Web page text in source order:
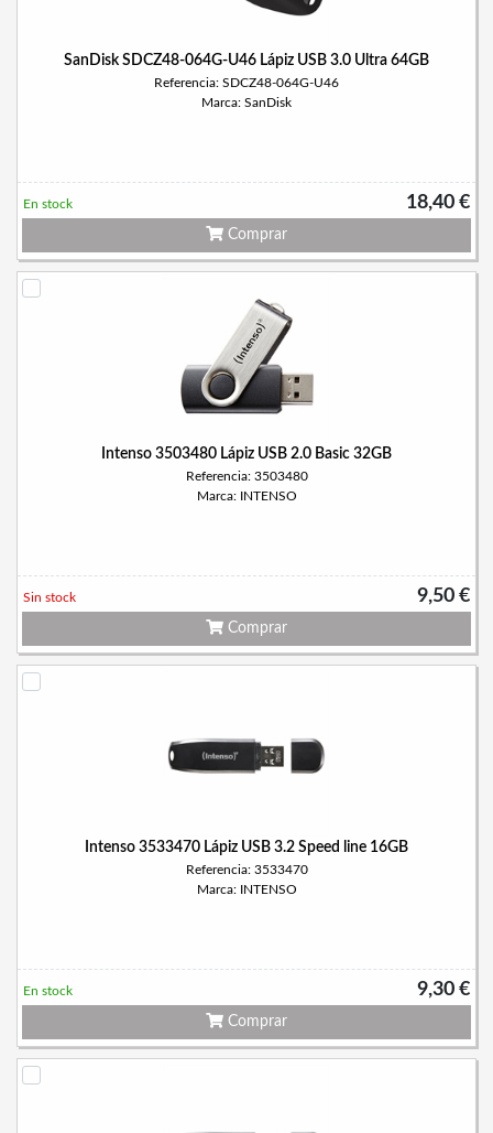
SanDisk SDCZ48-064G-U46 Lápiz USB 3.0 Ultra 64GB
Referencia: SDCZ48-064G-U46
Marca: SanDisk
18,40 €
En stock
Comprar
Intenso 3503480 Lápiz USB 2.0 Basic 32GB
Referencia: 3503480
Marca: INTENSO
9,50 €
Sin stock
Comprar
Intenso 3533470 Lápiz USB 3.2 Speed line 16GB
Referencia: 3533470
Marca: INTENSO
9,30 €
En stock
Comprar